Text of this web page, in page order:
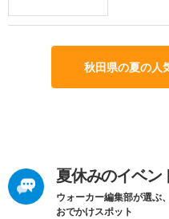
秋田県の夏の人
夏休みのイベン
ウォーカー編集部が選ぶ
おでかけスポット